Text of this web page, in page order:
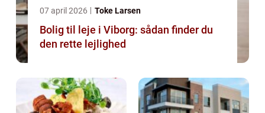
07 april 2026 Toke Larsen
Bolig til leje i Viborg: sådan finder du
den rette lejlighed